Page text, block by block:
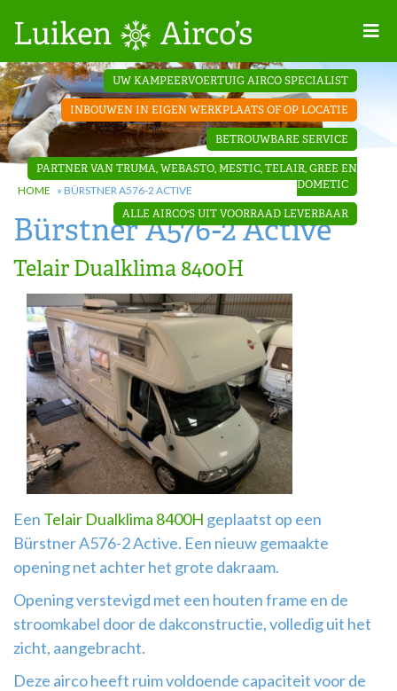
Projecten
Contact
Dakopbouw
airco’s
‘Onder de
bank’ airco’s
‘Teleco
Ultra
Comfort ‘
airco
Airco
montage
UW KAMPEERVOERTUIG AIRCO SPECIALIST
INBOUWEN IN EIGEN WERKPLAATS OF OP LOCATIE
BETROUWBARE SERVICE
PARTNER VAN TRUMA, WEBASTO, MESTIC, TELAIR, GREE EN
DOMETIC
ALLE AIRCO'S UIT VOORRAAD LEVERBAAR
HOME » BÜRSTNER A576-2 ACTIVE
Bürstner A576-2 Active
Telair Dualklima 8400H
Een Telair Dualklima 8400H geplaatst op een
Bürstner A576-2 Active. Een nieuw gemaakte
opening net achter het grote dakraam.
Opening verstevigd met een houten frame en de
stroomkabel door de dakconstructie, volledig uit het
zicht, aangebracht.
Deze airco heeft ruim voldoende capaciteit voor de